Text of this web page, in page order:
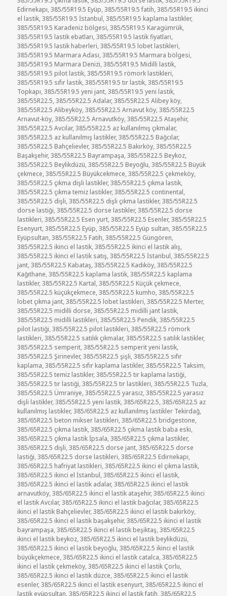
Edirnekapı,385/55R19.5 Eyüp,385/55R19.5 fatih,385/55R19.5 ikinci
el lastik,385/55R19.5 İstanbul,385/55R19.5 kaplama lastikler,
385/55R19.5 Karadeniz bölgesi,385/55R19.5 Karagümrük,
385/55R19.5 lastik ebatları,385/55R19.5 lastik fiyatları,
385/55R19.5 lastik haberleri,385/55R19.5 lobet lastikleri,
385/55R19.5 Marmara Adası,385/55R19.5 Marmara bölgesi,
385/55R19.5 Marmara Denizi,385/55R19.5 Midilli lastik,
385/55R19.5 pilot lastik,385/55R19.5 römork lastikleri,
385/55R19.5 sıfır lastik,385/55R19.5 tır lastik,385/55R19.5
Topkapı,385/55R19.5 yeni jant,385/55R19.5 yeni lastik,
385/55R22.5,385/55R22.5 Adalar,385/55R22.5 Alibey köy,
385/55R22.5 Alibeyköy,385/55R22.5 Arnavut köy,385/55R22.5
Arnavut-köy,385/55R22.5 Arnavutköy,385/55R22.5 Ataşehir,
385/55R22.5 Avcılar,385/55R22.5 az kullanılmış çıkmalar,
385/55R22.5 az kullanılmış lastikler,385/55R22.5 Bağcılar,
385/55R22.5 Bahçelievler,385/55R22.5 Bakırköy,385/55R22.5
Başakşehir,385/55R22.5 Bayrampaşa,385/55R22.5 Beykoz,
385/55R22.5 Beylikdüzü,385/55R22.5 Beyoğlu,385/55R22.5 Büyük
çekmece,385/55R22.5 Büyükcekmece,385/55R22.5 çekmeköy,
385/55R22.5 çıkma dişli lastikler,385/55R22.5 çıkma lastik,
385/55R22.5 çıkma temiz lastikler,385/55R22.5 continental,
385/55R22.5 dişli,385/55R22.5 dişli çıkma lastikler,385/55R22.5
dorse lastiği,385/55R22.5 dorse lastikler,385/55R22.5 dorse
lastikleri,385/55R22.5 Esen yurt,385/55R22.5 Esenler,385/55R22.5
Esenyurt,385/55R22.5 Eyüp,385/55R22.5 Eyüp sultan,385/55R22.5
Eyüpsultan,385/55R22.5 Fatih,385/55R22.5 Güngören,
385/55R22.5 ikinci el lastik,385/55R22.5 ikinci el lastik alış,
385/55R22.5 ikinci el lastik satış,385/55R22.5 İstanbul,385/55R22.5
jant,385/55R22.5 Kabataş,385/55R22.5 Kadıköy,385/55R22.5
Kağıthane,385/55R22.5 kaplama lastik,385/55R22.5 kaplama
lastikler,385/55R22.5 Kartal,385/55R22.5 Küçük çekmece,
385/55R22.5 küçükçekmece,385/55R22.5 kumho,385/55R22.5
lobet çıkma jant,385/55R22.5 lobet lastikleri,385/55R22.5 Merter,
385/55R22.5 midilli dorse,385/55R22.5 midilli jant lastik,
385/55R22.5 midilli lastikleri,385/55R22.5 Pendik,385/55R22.5
pilot lastiği,385/55R22.5 pilot lastikleri,385/55R22.5 römork
lastikleri,385/55R22.5 satılık çıkmalar,385/55R22.5 satılık lastikler,
385/55R22.5 semperit,385/55R22.5 semperit yeni lastik,
385/55R22.5 Şirinevler,385/55R22.5 şişli,385/55R22.5 sıfır
kaplama,385/55R22.5 sıfır kaplama lastikler,385/55R22.5 Taksim,
385/55R22.5 temiz lastikler,385/55R22.5 tır kaplama lastiği,
385/55R22.5 tır lastiği,385/55R22.5 tır lastikleri,385/55R22.5 Tuzla,
385/55R22.5 Ümraniye,385/55R22.5 yarasız,385/55R22.5 yarasız
dişli lastikler,385/55R22.5 yeni lastik,385/65R22.5,385/65R22.5 az
kullanılmış lastikler,385/65R22.5 az kullanılmış lastikler Tekirdağ,
385/65R22.5 beton mikser lastikleri,385/65R22.5 bridgestone,
385/65R22.5 çıkma lastik,385/65R22.5 çıkma lastik baba eski,
385/65R22.5 çıkma lastik İpsala,385/65R22.5 çıkma lastikler,
385/65R22.5 dişli,385/65R22.5 dorse jant,385/65R22.5 dorse
lastiği,385/65R22.5 dorse lastikleri,385/65R22.5 Edirnekapı,
385/65R22.5 hafriyat lastikleri,385/65R22.5 ikinci el çıkma lastik,
385/65R22.5 ikinci el İstanbul,385/65R22.5 ikinci el lastik,
385/65R22.5 ikinci el lastik adalar,385/65R22.5 ikinci el lastik
arnavutköy,385/65R22.5 ikinci el lastik ataşehir,385/65R22.5 ikinci
el lastik Avcılar,385/65R22.5 ikinci el lastik bağcılar,385/65R22.5
ikinci el lastik Bahçelievler,385/65R22.5 ikinci el lastik bakırköy,
385/65R22.5 ikinci el lastik başakşehir,385/65R22.5 ikinci el lastik
bayrampaşa,385/65R22.5 ikinci el lastik beşiktaş,385/65R22.5
ikinci el lastik beykoz,385/65R22.5 ikinci el lastik beylikdüzü,
385/65R22.5 ikinci el lastik beyoğlu,385/65R22.5 ikinci el lastik
büyükçekmece,385/65R22.5 ikinci el lastik catalca,385/65R22.5
ikinci el lastik çekmeköy,385/65R22.5 ikinci el lastik Çorlu,
385/65R22.5 ikinci el lastik düzce,385/65R22.5 ikinci el lastik
esenler,385/65R22.5 ikinci el lastik esenyurt,385/65R22.5 ikinci el
lastik eyüpsultan,385/65R22.5 ikinci el lastik fatih,385/65R22.5